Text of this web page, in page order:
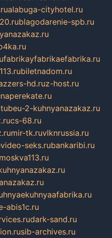
alabuga-cityhotel.ru
blagodarenie-spb.ru
fabrikayfabrikaefabrika.ru
biletnadom.ru
hd.ruz-host.ru
naperekate.ru
2-kuhnyanazakaz.ru
cs-68.ru
mir-tk.ruvlknrussia.ru
video-seks.rubankaribi.ru
abis1c.ru
dark-sand.ru
sib-archives.ru